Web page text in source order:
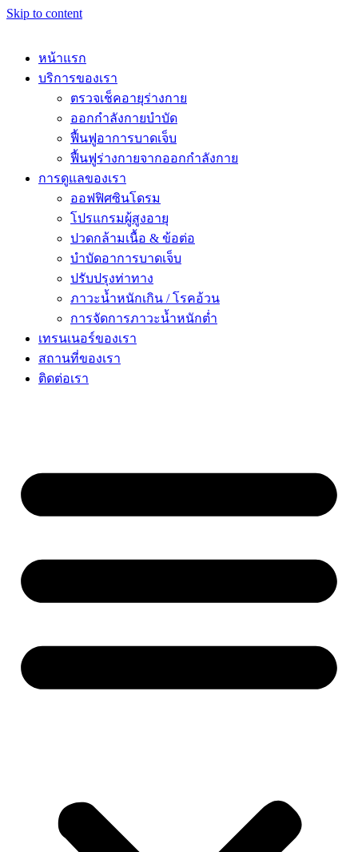
Skip to content
หน้าแรก
บริการของเรา
ตรวจเช็คอายุร่างกาย
ออกกำลังกายบำบัด
ฟื้นฟูอาการบาดเจ็บ
ฟื้นฟูร่างกายจากออกกำลังกาย
การดูแลของเรา
ออฟฟิศซินโดรม
โปรแกรมผู้สูงอายุ
ปวดกล้ามเนื้อ & ข้อต่อ
บำบัดอาการบาดเจ็บ
ปรับปรุงท่าทาง
ภาวะน้ำหนักเกิน / โรคอ้วน
การจัดการภาวะน้ำหนักต่ำ
เทรนเนอร์ของเรา
สถานที่ของเรา
ติดต่อเรา